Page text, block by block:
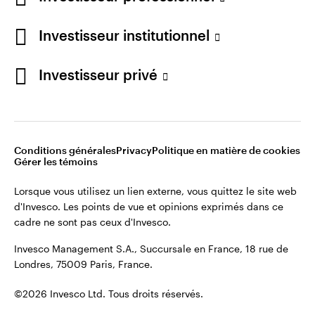
Investisseur institutionnel
Investisseur privé
Conditions généralesPrivacyPolitique en matière de cookies
Gérer les témoins
Lorsque vous utilisez un lien externe, vous quittez le site web
d'Invesco. Les points de vue et opinions exprimés dans ce
cadre ne sont pas ceux d'Invesco.
Invesco Management S.A., Succursale en France, 18 rue de
Londres, 75009 Paris, France.
©2026 Invesco Ltd. Tous droits réservés.